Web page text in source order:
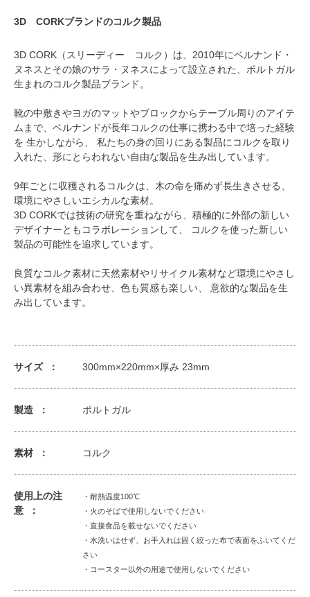
3D CORKブランドのコルク製品
3D CORK（スリーディー コルク）は、2010年にベルナンド・
ヌネスとその娘のサラ・ヌネスによって設立された、ポルトガル
生まれのコルク製品ブランド。
靴の中敷きやヨガのマットやブロックからテーブル周りのアイテ
ムまで、ベルナンドが長年コルクの仕事に携わる中で培った経験
を 生かしながら、 私たちの身の回りにある製品にコルクを取り
入れた、形にとらわれない自由な製品を生み出しています。
9年ごとに収穫されるコルクは、木の命を痛めず長生きさせる、
環境にやさしいエシカルな素材。
3D CORKでは技術の研究を重ねながら、積極的に外部の新しい
デザイナーともコラボレーションして、 コルクを使った新しい
製品の可能性を追求しています。
良質なコルク素材に天然素材やリサイクル素材など環境にやさし
い異素材を組み合わせ、色も質感も楽しい、 意欲的な製品を生
み出しています。
サイズ 300mm×220mm×厚み 23mm
製造 ポルトガル
素材 コルク
使用上の注
意
・耐熱温度100℃
・火のそばで使用しないでください
・直接食品を載せないでください
・水洗いはせず、お手入れは固く絞った布で表面をふいてくだ
さい
・コースター以外の用途で使用しないでください